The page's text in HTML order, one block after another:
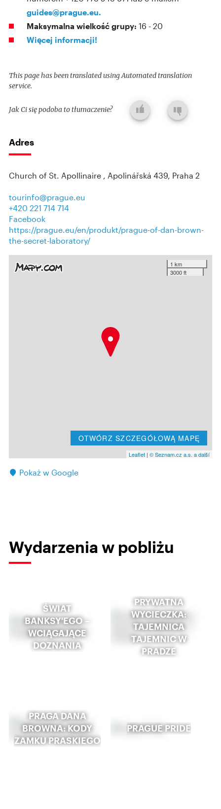
guides@prague.eu.
Maksymalna wielkość grupy: 16 - 20
Więcej informacji!
This page has been translated using Automated translation
service.
Jak Ci się podoba to tłumaczenie?
Adres
Church of St. Apollinaire , Apolinářská 439, Praha 2
tourinfo@prague.eu
+420 221 714 714
Facebook
https://prague.eu/en/produkt/prague-of-dan-brown-
the-secret-laboratory/
1 km
3000 ft
OTWÓRZ SZCZEGÓŁOWĄ MAPĘ
Leaflet | © Seznam.cz a.s. a další
Pokaż w Google
Wydarzenia w pobliżu
ŚWIAT
BANKSY'EGO –
WCIĄGAJĄCE
DOZNANIA
PRYWATNA
WYCIECZKA:
TAJEMNICA
TAJEMNIC W
PRADZE
PRAGA DANA
BROWNA: KODY
ZAMKU PRASKIEGO
PRAGUE PRIDE